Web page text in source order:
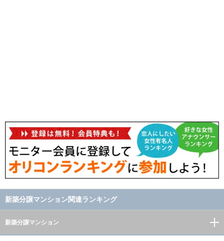
新築分譲マンション関連ランキング
新築分譲マンション